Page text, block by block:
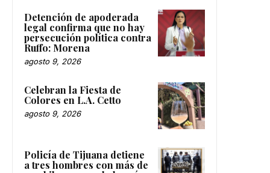
Detención de apoderada
legal confirma que no hay
persecución política contra
Ruffo: Morena
agosto 9, 2026
Celebran la Fiesta de
Colores en L.A. Cetto
agosto 9, 2026
Policía de Tijuana detiene
a tres hombres con más de